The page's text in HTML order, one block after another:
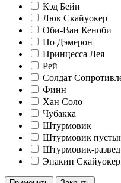
Кэд Бейн
Люк Скайуокер
Оби-Ван Кеноби
По Дэмерон
Принцесса Лея
Рей
Солдат
Финн
Хан Соло
Чубакка
Штурмовик
Штурмовик
Штурмовик-
Энакин Скайуокер